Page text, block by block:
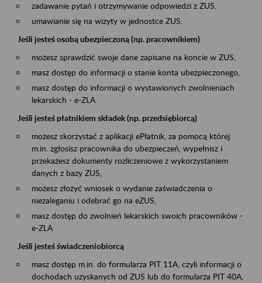
zadawanie pytań i otrzymywanie odpowiedzi z ZUS,
umawianie się na wizyty w jednostce ZUS.
Jeśli jesteś osobą ubezpieczoną (np. pracownikiem)
możesz sprawdzić swoje dane zapisane na koncie w ZUS,
masz dostęp do informacji o stanie konta ubezpieczonego,
masz dostęp do informacji o wystawionych zwolnieniach
lekarskich - e-ZLA
Jeśli jesteś płatnikiem składek (np. przedsiębiorcą)
możesz skorzystać z aplikacji ePłatnik, za pomocą której
m.in. zgłosisz pracownika do ubezpieczeń, wypełnisz i
przekażesz dokumenty rozliczeniowe z wykorzystaniem
danych z bazy ZUS,
możesz złożyć wniosek o wydanie zaświadczenia o
niezaleganiu i odebrać go na eZUS,
masz dostęp do zwolnień lekarskich swoich pracowników -
e-ZLA
Jeśli jesteś świadczeniobiorcą
masz dostęp m.in. do formularza PIT 11A, czyli informacji o
dochodach uzyskanych od ZUS lub do formularza PIT 40A,